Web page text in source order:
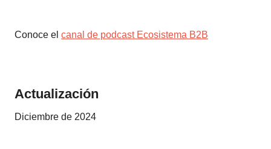
Conoce el canal de podcast Ecosistema B2B
Actualización
Diciembre de 2024